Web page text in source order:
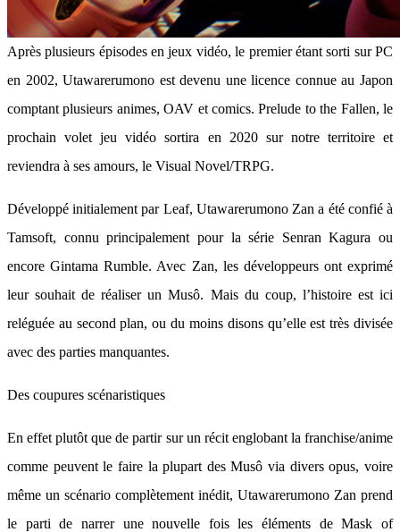
Après plusieurs épisodes en jeux vidéo, le premier étant sorti sur PC
en 2002, Utawarerumono est devenu une licence connue au Japon
comptant plusieurs animes, OAV et comics. Prelude to the Fallen, le
prochain volet jeu vidéo sortira en 2020 sur notre territoire et
reviendra à ses amours, le Visual Novel/TRPG.
Développé initialement par Leaf, Utawarerumono Zan a été confié à
Tamsoft, connu principalement pour la série Senran Kagura ou
encore Gintama Rumble. Avec Zan, les développeurs ont exprimé
leur souhait de réaliser un Musô. Mais du coup, l’histoire est ici
reléguée au second plan, ou du moins disons qu’elle est très divisée
avec des parties manquantes.
Des coupures scénaristiques
En effet plutôt que de partir sur un récit englobant la franchise/anime
comme peuvent le faire la plupart des Musô via divers opus, voire
même un scénario complètement inédit, Utawarerumono Zan prend
le parti de narrer une nouvelle fois les éléments de Mask of